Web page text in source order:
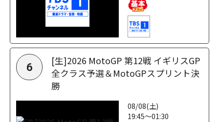
6
[生]2026 MotoGP 第12戦 イギリスGP
全クラス予選＆MotoGPスプリント決
勝
08/08(土)
19:45～01:30